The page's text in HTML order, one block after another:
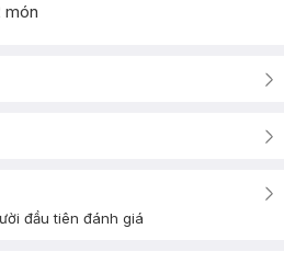
món
đầu tiên đánh giá